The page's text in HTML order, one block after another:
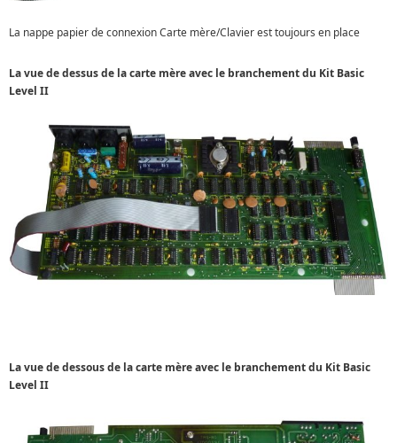
La nappe papier de connexion Carte mère/Clavier est toujours en place
La vue de dessus de la carte mère avec le branchement du Kit Basic
Level II
La vue de dessous de la carte mère avec le branchement du Kit Basic
Level II